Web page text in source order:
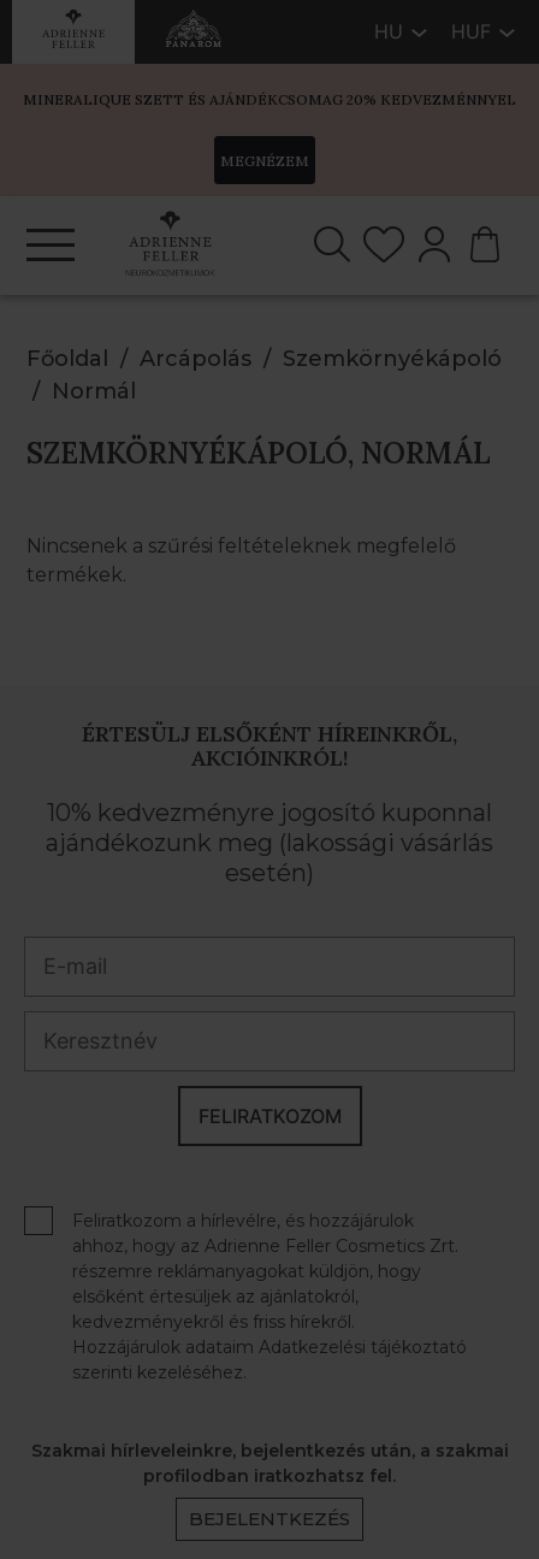
HU HUF
MINERALIQUE SZETT ÉS AJÁNDÉKCSOMAG 20% KEDVEZMÉNNYEL
MEGNÉZEM
Főoldal Arcápolás
Szemkörnyékápoló
Normál
SZEMKÖRNYÉKÁPOLÓ, NORMÁL
Nincsenek a szűrési feltételeknek megfelelő
termékek.
ÉRTESÜLJ ELSŐKÉNT HÍREINKRŐL,
AKCIÓINKRÓL!
10% kedvezményre jogosító kuponnal
ajándékozunk meg (lakossági vásárlás
esetén)
FELIRATKOZOM
Feliratkozom a hírlevélre, és hozzájárulok
ahhoz, hogy az Adrienne Feller Cosmetics Zrt.
részemre reklámanyagokat küldjön, hogy
elsőként értesüljek az ajánlatokról,
kedvezményekről és friss hírekről.
Hozzájárulok adataim Adatkezelési tájékoztató
szerinti kezeléséhez.
Szakmai hírleveleinkre, bejelentkezés után, a szakmai
profilodban iratkozhatsz fel.
BEJELENTKEZÉS